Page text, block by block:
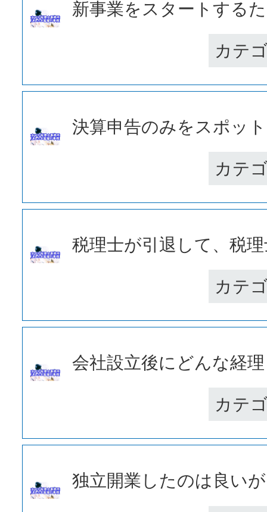
新事業をスタートする
カテ
決算申告のみをスポッ
カテ
税理士が引退して、税
カテ
会社設立後にどんな経
カテ
独立開業したのは良い